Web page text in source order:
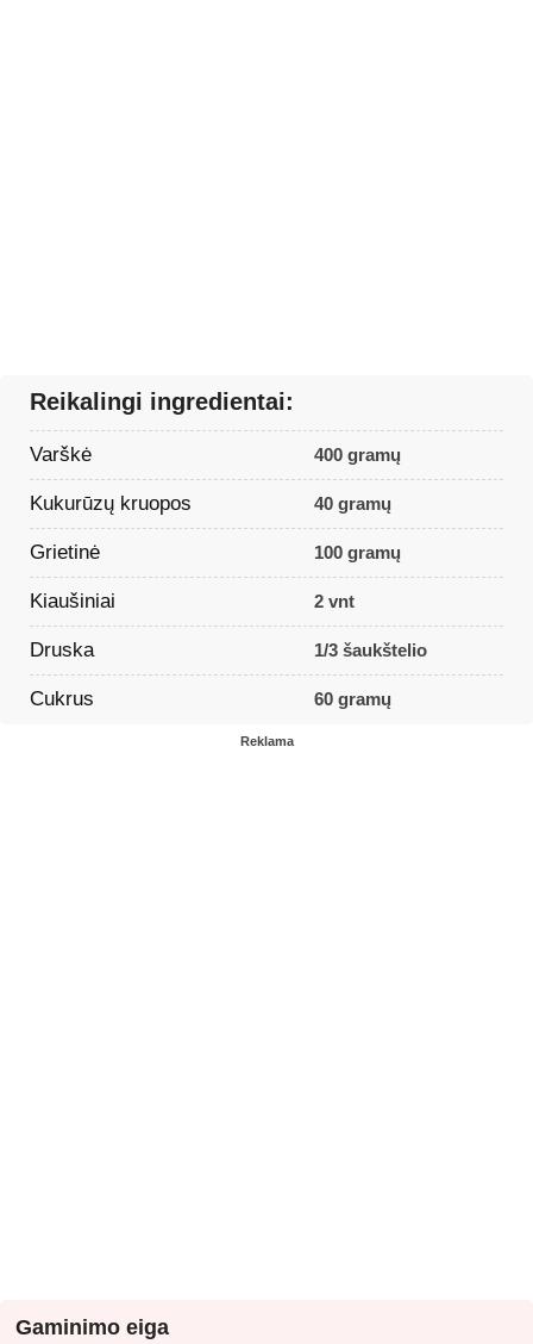
Reikalingi ingredientai:
Varškė 400 gramų
Kukurūzų kruopos 40 gramų
Grietinė 100 gramų
Kiaušiniai 2 vnt
Druska 1/3 šaukštelio
Cukrus 60 gramų
Reklama
Gaminimo eiga